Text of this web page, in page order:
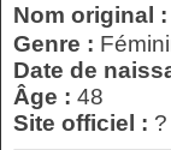
Nom original :
Genre :
Date de
Âge : 48
Site officiel : ?